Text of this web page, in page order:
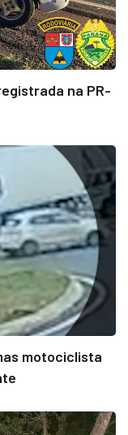
na PR-
motociclista